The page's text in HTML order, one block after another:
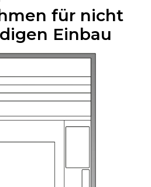
für nicht
Einbau